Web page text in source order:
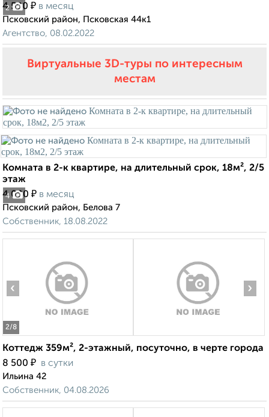
2
4 500 ₽ в месяц
Псковский район, Псковская 44к1
Агентство, 08.02.2022
Виртуальные 3D-туры по интересным
местам
4
Комната в 2-к квартире, на длительный срок, 18м², 2/5
этаж
4 000 ₽ в месяц
Псковский район, Белова 7
Собственник, 18.08.2022
2/8
‹ ›
Коттедж 359м², 2-этажный, посуточно, в черте города
8 500 ₽ в сутки
Ильина 42
Собственник, 04.08.2026